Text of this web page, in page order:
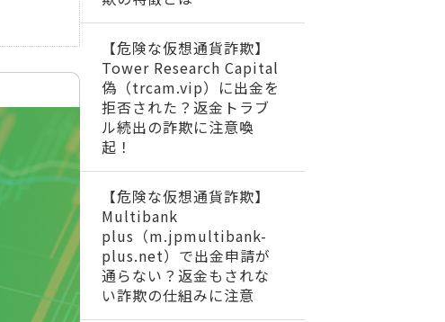
【危険な仮想通貨詐欺】
Tower Research Capital
偽（trcam.vip）に出金を
拒否された？返金トラブ
ル続出の詐欺に注意喚
起！
【危険な仮想通貨詐欺】
Multibank
plus（m.jpmultibank-
plus.net）で出金申請が
通らない？返金もされな
い詐欺の仕組みに注意